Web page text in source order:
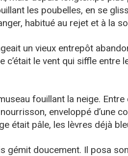
les poubelles, en se
habitué au rejet et à la
un vieux entrepôt
c’était le vent qui siffle entre
fouillant la neige.
enveloppé d’une
était pâle, les lèvres déjà
gémit doucement. Il posa